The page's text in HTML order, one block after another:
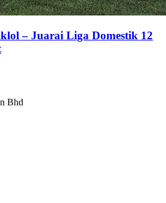
– Juarai Liga Domestik 12
Bhd